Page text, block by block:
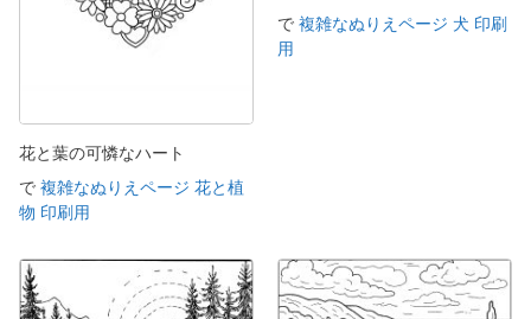
花と葉の可憐なハート
で 複雑なぬりえページ 花と植
物 印刷用
で 複雑なぬりえページ 犬 印刷
用